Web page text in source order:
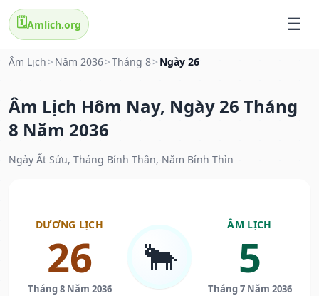
🗓️Amlich.org
Âm Lịch > Năm 2036>Tháng 8> Ngày 26
Âm Lịch Hôm Nay, Ngày 26 Tháng
8 Năm 2036
Ngày Ất Sửu, Tháng Bính Thân, Năm Bính Thìn
DƯƠNG LỊCH
26
Tháng 8 Năm 2036
🐂
ÂM LỊCH
5
Tháng 7 Năm 2036